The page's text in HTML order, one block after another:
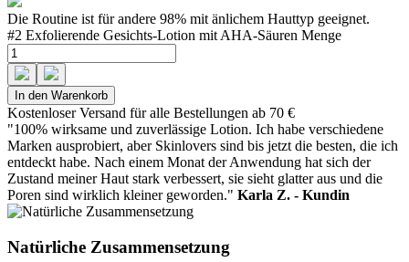
Die Routine ist für andere 98% mit änlichem Hauttyp geeignet.
#2 Exfolierende Gesichts-Lotion mit AHA-Säuren Menge
In den Warenkorb
Kostenloser Versand für alle Bestellungen ab 70 €
"100% wirksame und zuverlässige Lotion. Ich habe verschiedene
Marken ausprobiert, aber Skinlovers sind bis jetzt die besten, die ich
entdeckt habe. Nach einem Monat der Anwendung hat sich der
Zustand meiner Haut stark verbessert, sie sieht glatter aus und die
Poren sind wirklich kleiner geworden." Karla Z. - Kundin
Natürliche Zusammensetzung